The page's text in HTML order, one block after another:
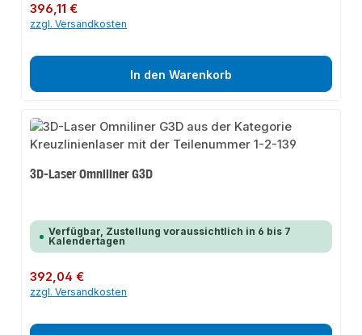
Regulärer Preis:
396,11 €
zzgl. Versandkosten
In den Warenkorb
3D-Laser Omniliner G3D
Verfügbar, Zustellung voraussichtlich in 6 bis 7
Kalendertagen
Regulärer Preis:
392,04 €
zzgl. Versandkosten